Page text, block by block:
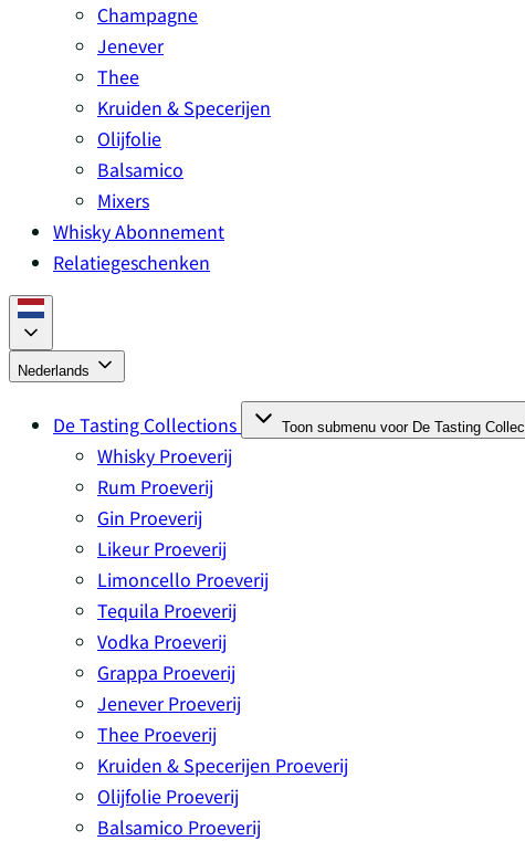
Champagne
Jenever
Thee
Kruiden & Specerijen
Olijfolie
Balsamico
Mixers
Whisky Abonnement
Relatiegeschenken
Nederlands
De Tasting Collections Toon submenu voor De Tasting
Whisky Proeverij
Rum Proeverij
Gin Proeverij
Likeur Proeverij
Limoncello Proeverij
Tequila Proeverij
Vodka Proeverij
Grappa Proeverij
Jenever Proeverij
Thee Proeverij
Kruiden & Specerijen Proeverij
Olijfolie Proeverij
Balsamico Proeverij